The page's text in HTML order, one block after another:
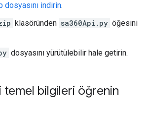
dosyasını indirin.
klasöründen sa360Api.py öğesini
dosyasını yürütülebilir hale getirin.
temel bilgileri öğrenin